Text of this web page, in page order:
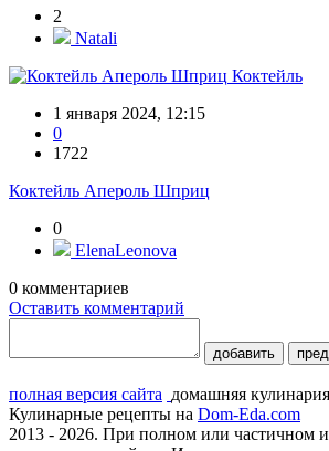
2
Natali
Коктейль
1 января 2024, 12:15
0
1722
Коктейль Апероль Шприц
0
ElenaLeonova
0 комментариев
Оставить комментарий
добавить
полная версия сайта домашняя кулинария
Кулинарные рецепты на Dom-Eda.com
2013 - 2026. При полном или частичном